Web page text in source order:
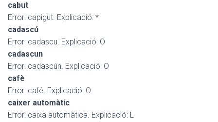
cabut
Error: capigut. Explicació: *
cadascú
Error: cadascu. Explicació: O
cadascun
Error: cadascún. Explicació: O
cafè
Error: café. Explicació: O
caixer automàtic
Error: caixa automàtica. Explicació: L